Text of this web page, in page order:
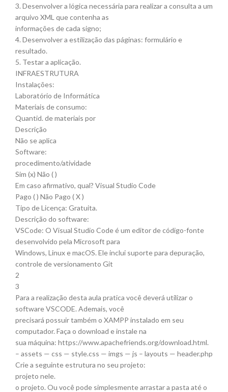
3. Desenvolver a lógica necessária para realizar a consulta a um
arquivo XML que contenha as
informações de cada signo;
4. Desenvolver a estilização das páginas: formulário e
resultado.
5. Testar a aplicação.
INFRAESTRUTURA
Instalações:
Laboratório de Informática
Materiais de consumo:
Quantid. de materiais por
Descrição
Não se aplica
Software:
procedimento/atividade
Sim (x) Não ( )
Em caso afirmativo, qual? Visual Studio Code
Pago ( ) Não Pago ( X )
Tipo de Licença: Gratuita.
Descrição do software:
VSCode: O Visual Studio Code é um editor de código-fonte
desenvolvido pela Microsoft para
Windows, Linux e macOS. Ele inclui suporte para depuração,
controle de versionamento Git
2
3
Para a realização desta aula pratica você deverá utilizar o
software VSCODE. Ademais, você
precisará possuir também o XAMPP instalado em seu
computador. Faça o download e instale na
sua máquina: https://www.apachefriends.org/download.html.
– assets — css — style.css — imgs — js – layouts — header.php
Crie a seguinte estrutura no seu projeto:
projeto nele.
o projeto. Ou você pode simplesmente arrastar a pasta até o